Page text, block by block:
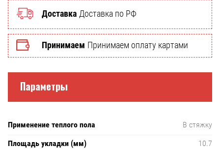
Доставка Доставка по РФ
Принимаем Принимаем оплату картами
Параметры
Применение теплого пола
В стяжку
Площадь укладки (мм)
10.7